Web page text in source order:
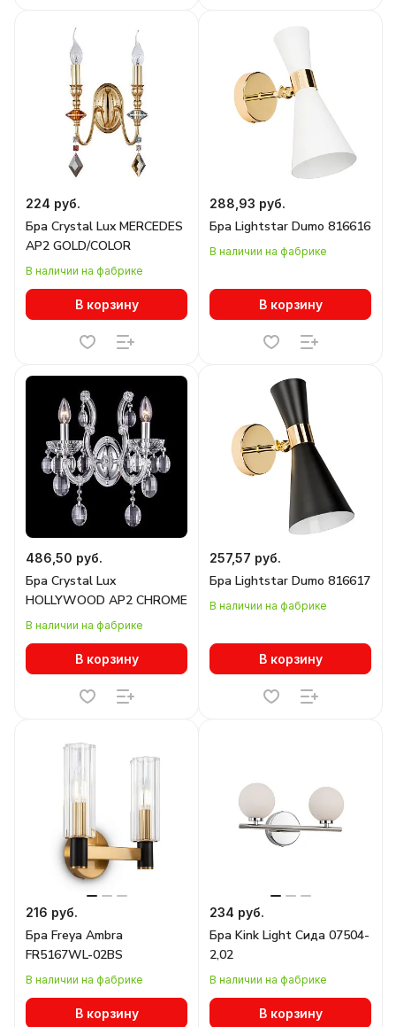
224 руб.
Бра Crystal Lux MERCEDES
AP2 GOLD/COLOR
В наличии на фабрике
В корзину
288,93 руб.
Бра Lightstar Dumo 816616
В наличии на фабрике
В корзину
486,50 руб.
Бра Crystal Lux
HOLLYWOOD AP2 CHROME
В наличии на фабрике
В корзину
257,57 руб.
Бра Lightstar Dumo 816617
В наличии на фабрике
В корзину
216 руб.
Бра Freya Ambra
FR5167WL-02BS
В наличии на фабрике
В корзину
234 руб.
Бра Kink Light Сида 07504-
2,02
В наличии на фабрике
В корзину